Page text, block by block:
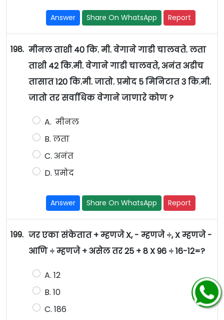
Answer Share On WhatsApp Report
198. मीनल ताशी 40 कि. मी. वेगाने गाडी चालवते. लता
ताशी 42 कि.मी. वेगाने गाडी चालवते, अनंत अडीच
तासात 120 कि.मी. जातो. प्रमोद 5 मिनिटात 3 कि.मी.
जातो तर सर्वाधिक वेगाने जाणारे कोण ?
A. मीनल
B. लता
C. अनंत
D. प्रमोद
Answer Share On WhatsApp Report
199. जर एका संकेतात + म्हणजे X, - म्हणजे ÷, X म्हणजे -
आणि ÷ म्हणजे + असेल तर 25 + 8 X 96 ÷ 16-12=?
A. 12
B. 10
C. 186